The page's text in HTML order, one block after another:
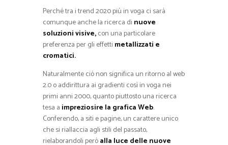
Perché tra i trend 2020 più in voga ci sarà
comunque anche la ricerca di nuove
soluzioni visive,con una particolare
preferenza per gli effetti metallizzati e
cromatici.
Naturalmente ciò non significa un ritorno al web
2.0 o addirittura ai gradienti così in voga nei
primi anni 2000, quanto piuttosto una ricerca
tesa a impreziosire la grafica Web.
Conferendo, a siti e pagine, un carattere unico
che si riallaccia agli stili del passato,
rielaborandoli peròalla luce delle nuove